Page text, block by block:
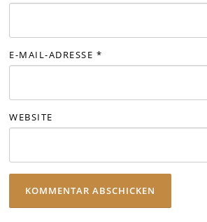
E-MAIL-ADRESSE *
WEBSITE